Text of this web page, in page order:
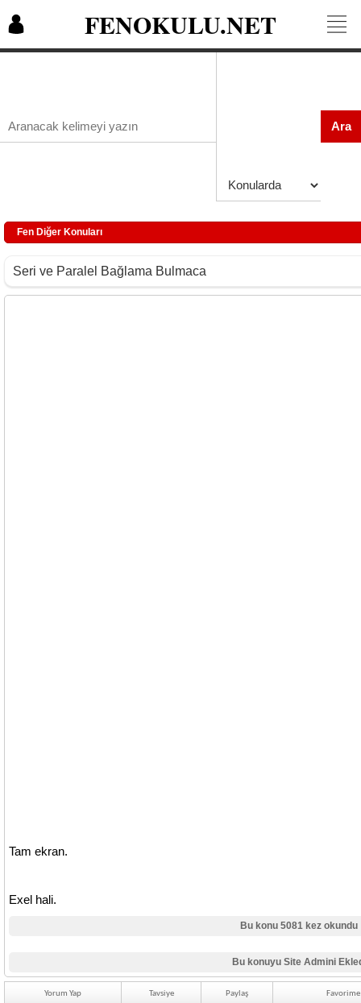
FENOKULU.NET
Ara
Fen Diğer Konuları
Seri ve Paralel Bağlama Bulmaca
Tam ekran.
Exel hali.
Bu konu 5081 kez okundu
Bu konuyu Site Admini
Yorum Yap Tavsiye Paylaş Favorime